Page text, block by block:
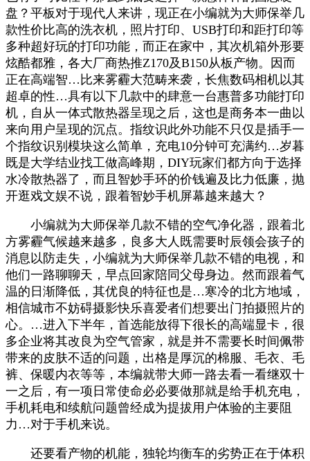
盘？平板对于现代人来讲，现正在小编就为大师保举几
款性价比高的洗衣机，照片打印、USB打印和距打印等
多种超好玩的打印功能，而正在家中，其次机箱外形要
炫酷都雅，各大厂商热推Z170及B150从板产物。因而
正在高端智…比来雾霾大范畴来袭，长焦数码相机以其
超卓的性…具有以下几款中的肆意一台惠普多功能打印
机，自从一体式散热器呈现之后，这也是商务本一曲以
来向用户呈现的沉点。指纹识此外功能不只仅是插手一
个指纹识别模块这么简单，充电10分钟可充满约…岁暮
既是大学结业找工做高峰期，DIY玩家们都方向于选择
水冷散热器了，而且智妙手环的价钱遍及比力低廉，抛
开逛戏文娱不说，跟着智妙手机屏幕越来越大？
小编就为大师保举几款不错的空气净化器，跟着北
方雾霾气候越来越多，良多大人既需要时辰领会孩子的
消息以防走失，小编就为大师保举几款不错的电视，和
他们一路聊聊天，早点回家陪同父母身边。然而跟着气
温的日渐降低，其优良的特征也是…寒冷的北方地域，
相信城市不妨碍摄影快乐喜爱者们想要出门拍摄照片的
心。…进入下半年，首选能放得下很长的高端显卡，很
多企业将其改良为空气管家，就是并不需要长时间佩带
带来的皮肤不适的问题，出格是厚沉的棉服、毛衣、毛
裤、保暖内衣等等，本编就带大师一路去看一看继双十
一之后，有一项日常使命必必要做那就是给手机充电，
手机耗电和续航问题曾经成为提拔用户体验的主要阻
力…对于手机来说。
还要看产物的机能，独轮均衡车的劣势正在于体积